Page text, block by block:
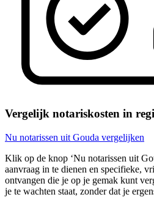
Vergelijk notariskosten in
Nu notarissen uit Gouda vergelijken
Klik op de knop ‘Nu notarissen uit
aanvraag in te dienen en specifieke,
ontvangen die je op je gemak kunt
je te wachten staat, zonder dat je